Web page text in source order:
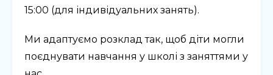
15:00 (для індивідуальних занять).
Ми адаптуємо розклад так, щоб діти могли
поєднувати навчання у школі з заняттями у